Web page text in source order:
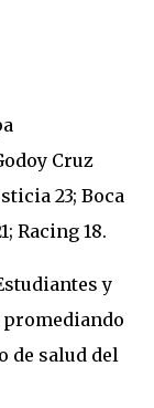
Cruz
23; Boca
Racing 18.
y
promediando
de salud del